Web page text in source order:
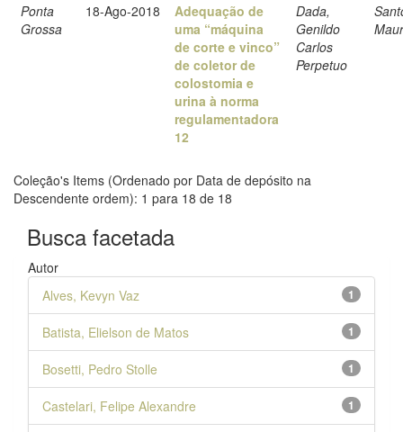
Ponta
Grossa
18-Ago-2018
Adequação de
uma “máquina
de corte e vinco”
de coletor de
colostomia e
urina à norma
regulamentadora
12
Dada,
Genildo
Carlos
Perpetuo
Coleção's Items (Ordenado por Data de depósito na
Descendente ordem): 1 para 18 de 18
Busca facetada
Autor
1
Alves, Kevyn Vaz
1
Batista, Elielson de Matos
1
Bosetti, Pedro Stolle
1
Castelari, Felipe Alexandre